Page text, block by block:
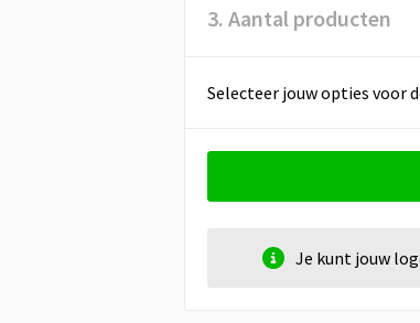
3. Aantal producten
Selecteer jouw opties voor
Je kunt jouw